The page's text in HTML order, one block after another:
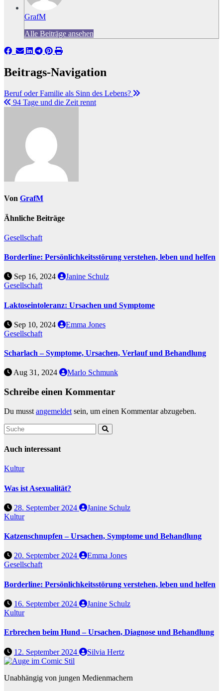
GrafM
Alle Beiträge ansehen
Beitrags-Navigation
Beruf oder Familie als Sinn des Lebens?
94 Tage und die Zeit rennt
Von GrafM
Ähnliche Beiträge
Gesellschaft
Borderline: Persönlichkeitsstörung verstehen, leben und helfen
Sep 16, 2024
Janine Schulz
Gesellschaft
Laktoseintoleranz: Ursachen und Symptome
Sep 10, 2024
Emma Jones
Gesellschaft
Scharlach – Symptome, Ursachen, Verlauf und Behandlung
Aug 31, 2024 Marlo Schmunk
Schreibe einen Kommentar
Du musst angemeldet sein, um einen Kommentar abzugeben.
Auch interessant
Kultur
Was ist Asexualität?
28. September 2024
Janine Schulz
Kultur
Katzenschnupfen – Ursachen, Symptome und Behandlung
20. September 2024
Emma Jones
Gesellschaft
Borderline: Persönlichkeitsstörung verstehen, leben und helfen
16. September 2024
Janine Schulz
Kultur
Erbrechen beim Hund – Ursachen, Diagnose und Behandlung
12. September 2024 Silvia Hertz
Unabhängig von jungen Medienmachern